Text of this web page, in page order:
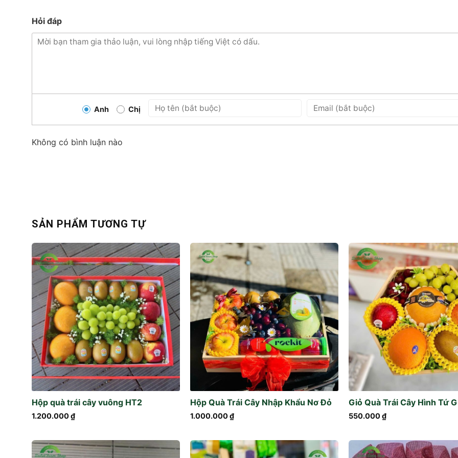
Hỏi đáp
Anh Chị
Không có bình luận nào
SẢN PHẨM TƯƠNG TỰ
Hộp quà trái cây vuông HT2
1.200.000₫
Hộp Quà Trái Cây Nhập Khẩu Nơ Đỏ
1.000.000₫
Giỏ Quà Trái Cây Hình Tứ
550.000₫